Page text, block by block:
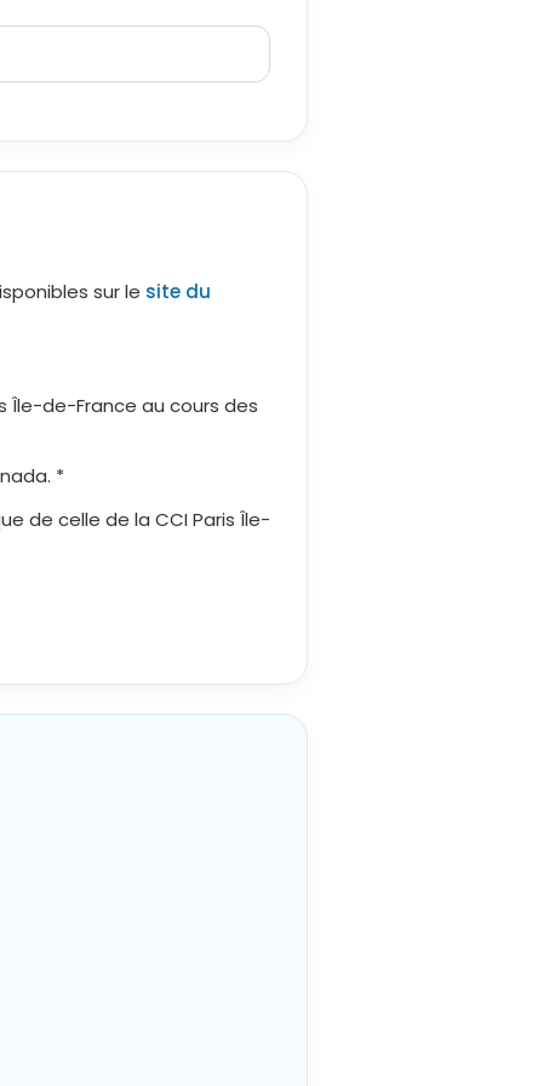
sur le site du
Île-de-France au cours des
*
de celle de la CCI Paris Île-